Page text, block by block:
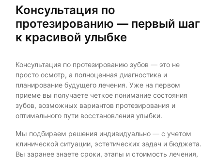
Консультация по
протезированию — первый шаг
к красивой улыбке
Консультация по протезированию зубов — это не
просто осмотр, а полноценная диагностика и
планирование будущего лечения. Уже на первом
приеме вы получаете четкое понимание состояния
зубов, возможных вариантов протезирования и
оптимального пути восстановления улыбки.
Мы подбираем решения индивидуально — с учетом
клинической ситуации, эстетических задач и бюджета.
Вы заранее знаете сроки, этапы и стоимость лечения,